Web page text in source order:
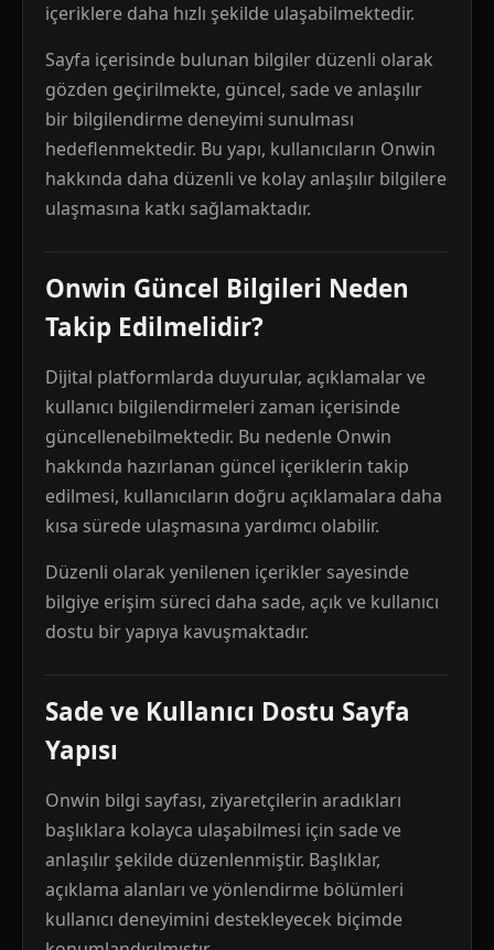
içeriklere daha hızlı şekilde ulaşabilmektedir.
Sayfa içerisinde bulunan bilgiler düzenli olarak
gözden geçirilmekte, güncel, sade ve anlaşılır
bir bilgilendirme deneyimi sunulması
hedeflenmektedir. Bu yapı, kullanıcıların Onwin
hakkında daha düzenli ve kolay anlaşılır bilgilere
ulaşmasına katkı sağlamaktadır.
Onwin Güncel Bilgileri Neden
Takip Edilmelidir?
Dijital platformlarda duyurular, açıklamalar ve
kullanıcı bilgilendirmeleri zaman içerisinde
güncellenebilmektedir. Bu nedenle Onwin
hakkında hazırlanan güncel içeriklerin takip
edilmesi, kullanıcıların doğru açıklamalara daha
kısa sürede ulaşmasına yardımcı olabilir.
Düzenli olarak yenilenen içerikler sayesinde
bilgiye erişim süreci daha sade, açık ve kullanıcı
dostu bir yapıya kavuşmaktadır.
Sade ve Kullanıcı Dostu Sayfa
Yapısı
Onwin bilgi sayfası, ziyaretçilerin aradıkları
başlıklara kolayca ulaşabilmesi için sade ve
anlaşılır şekilde düzenlenmiştir. Başlıklar,
açıklama alanları ve yönlendirme bölümleri
kullanıcı deneyimini destekleyecek biçimde